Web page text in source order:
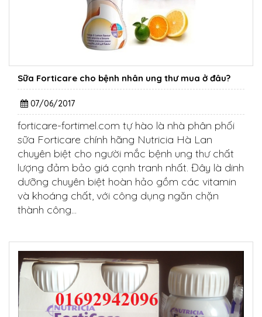
Sữa Forticare cho bệnh nhân ung thư mua ở đâu?
07/06/2017
forticare-fortimel.com tự hào là nhà phân phối
sữa Forticare chính hãng Nutricia Hà Lan
chuyên biệt cho người mắc bệnh ung thư chất
lượng đảm bảo giá cạnh tranh nhất. Đây là dinh
dưỡng chuyên biệt hoàn hảo gồm các vitamin
và khoáng chất, với công dụng ngăn chặn
thành công...